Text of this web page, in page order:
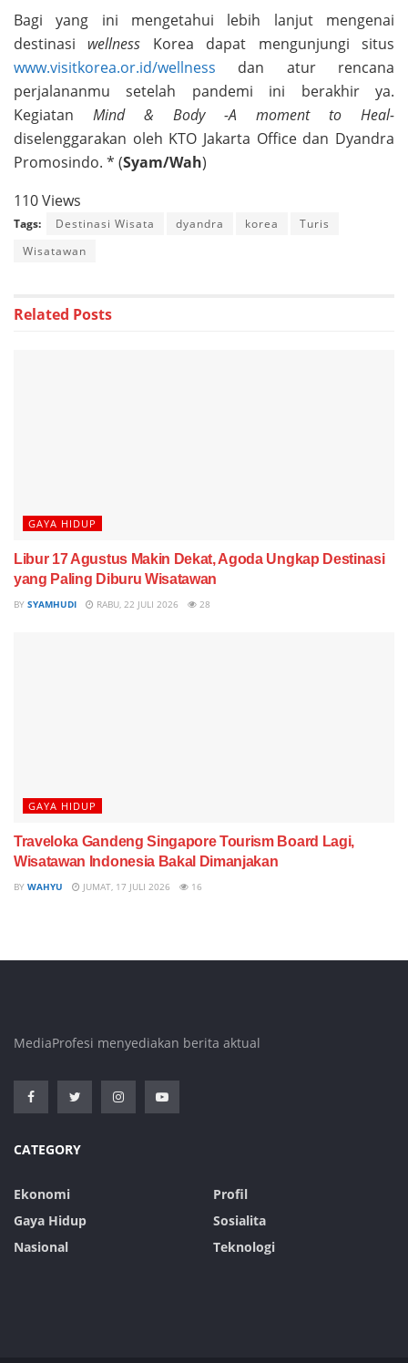
Bagi yang ini mengetahui lebih lanjut mengenai
destinasi wellness Korea dapat mengunjungi situs
www.visitkorea.or.id/wellness dan atur rencana
perjalananmu setelah pandemi ini berakhir ya.
Kegiatan Mind & Body -A moment to Heal-
diselenggarakan oleh KTO Jakarta Office dan Dyandra
Promosindo. * (Syam/Wah)
110 Views
Tags: Destinasi Wisata dyandra korea
Turis
Wisatawan
Related Posts
GAYA HIDUP
Libur 17 Agustus Makin Dekat, Agoda Ungkap Destinasi
yang Paling Diburu Wisatawan
BY SYAMHUDI RABU, 22 JULI 2026 28
GAYA HIDUP
Traveloka Gandeng Singapore Tourism Board Lagi,
Wisatawan Indonesia Bakal Dimanjakan
BY WAHYU JUMAT, 17 JULI 2026 16
MediaProfesi menyediakan berita aktual
CATEGORY
Ekonomi
Gaya Hidup
Nasional
Profil
Sosialita
Teknologi